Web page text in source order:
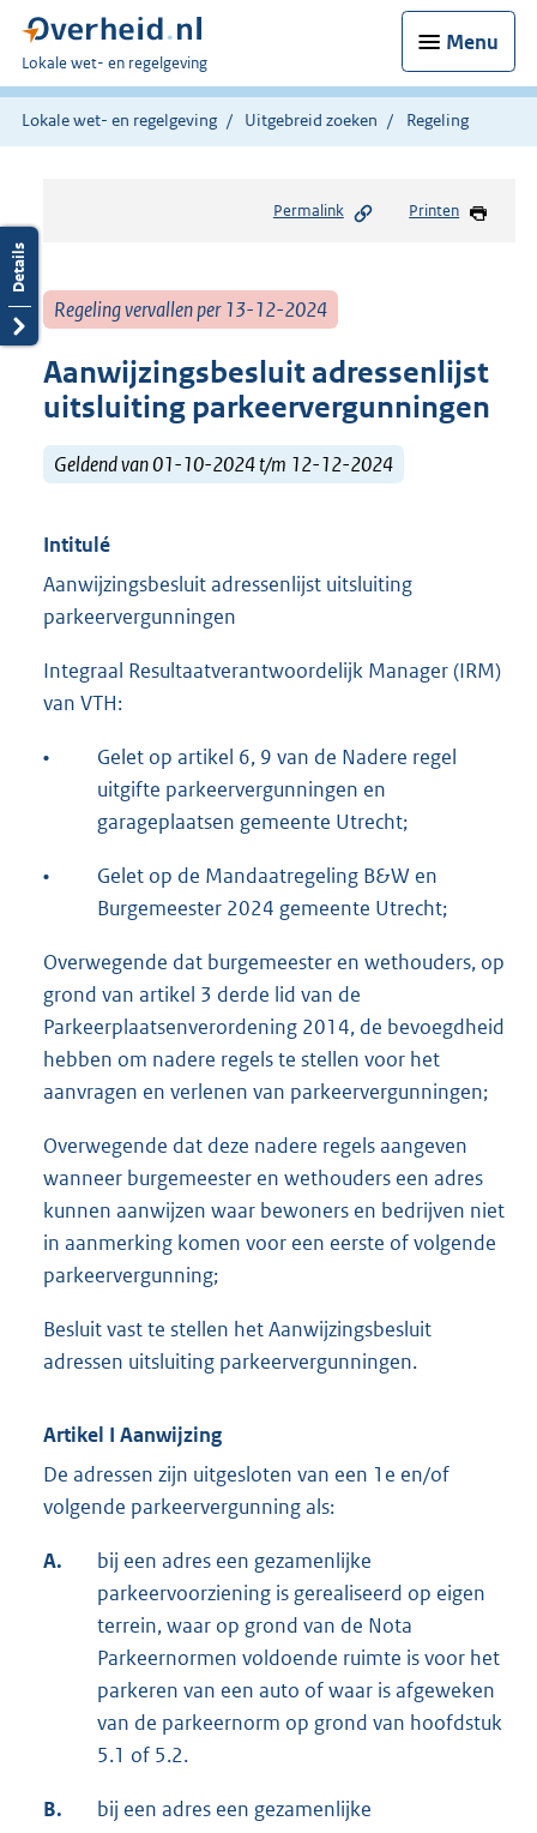
Menu
U
bent
hier:
Lokale wet- en regelgeving
Lokale wet- en regelgeving Uitgebreid zoeken Regeling
Permalink Printen
Regeling vervallen per 13-12-2024
Aanwijzingsbesluit adressenlijst
uitsluiting parkeervergunningen
Geldend van 01-10-2024 t/m 12-12-2024
Intitulé
Aanwijzingsbesluit adressenlijst uitsluiting
parkeervergunningen
Integraal Resultaatverantwoordelijk Manager (IRM)
van VTH:
•
Gelet op artikel 6, 9 van de Nadere regel
uitgifte parkeervergunningen en
garageplaatsen gemeente Utrecht;
•
Gelet op de Mandaatregeling B&W en
Burgemeester 2024 gemeente Utrecht;
Overwegende dat burgemeester en wethouders, op
grond van artikel 3 derde lid van de
Parkeerplaatsenverordening 2014, de bevoegdheid
hebben om nadere regels te stellen voor het
aanvragen en verlenen van parkeervergunningen;
Overwegende dat deze nadere regels aangeven
wanneer burgemeester en wethouders een adres
kunnen aanwijzen waar bewoners en bedrijven niet
in aanmerking komen voor een eerste of volgende
parkeervergunning;
Besluit vast te stellen het Aanwijzingsbesluit
adressen uitsluiting parkeervergunningen.
Artikel I Aanwijzing
De adressen zijn uitgesloten van een 1e en/of
volgende parkeervergunning als:
A.
bij een adres een gezamenlijke
parkeervoorziening is gerealiseerd op eigen
terrein, waar op grond van de Nota
Parkeernormen voldoende ruimte is voor het
parkeren van een auto of waar is afgeweken
van de parkeernorm op grond van hoofdstuk
5.1 of 5.2.
B.
bij een adres een gezamenlijke